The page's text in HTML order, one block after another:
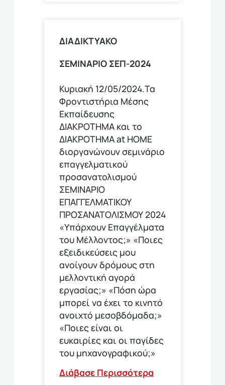
ΔΙΑΔΙΚΤΥΑΚΟ
ΣΕΜΙΝΑΡΙΟ ΣΕΠ-2024
Κυριακή 12/05/2024.Τα
Φροντιστήρια Μέσης
Εκπαίδευσης
ΔΙΑΚΡΟΤΗΜΑ και το
ΔΙΑΚΡΟΤΗΜΑ at HOME
διοργανώνουν σεμινάριο
επαγγελματικού
προσανατολισμού
ΣΕΜΙΝΑΡΙΟ
ΕΠΑΓΓΕΛΜΑΤΙΚΟΥ
ΠΡΟΣΑΝΑΤΟΛΙΣΜΟΥ 2024
«Υπάρχουν Επαγγέλματα
του Μέλλοντος;» «Ποιες
εξειδικεύσεις μου
ανοίγουν δρόμους στη
μελλοντική αγορά
εργασίας;» «Πόση ώρα
μπορεί να έχει το κινητό
ανοιχτό μεσοβδόμαδα;»
«Ποιες είναι οι
ευκαιρίες και οι παγίδες
του μηχανογραφικού;»
Διάβασε Περισσότερα